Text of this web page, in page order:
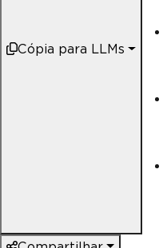
Cópia para LLMs